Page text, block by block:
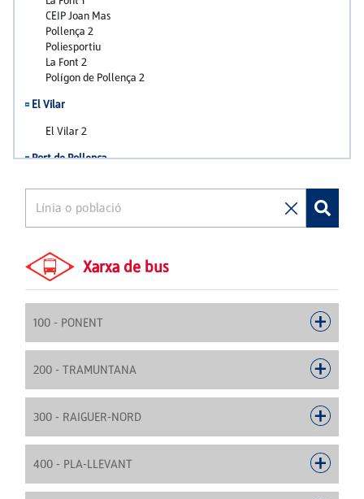
Xarxa de bus
100 - PONENT
200 - TRAMUNTANA
300 - RAIGUER-NORD
400 - PLA-LLEVANT